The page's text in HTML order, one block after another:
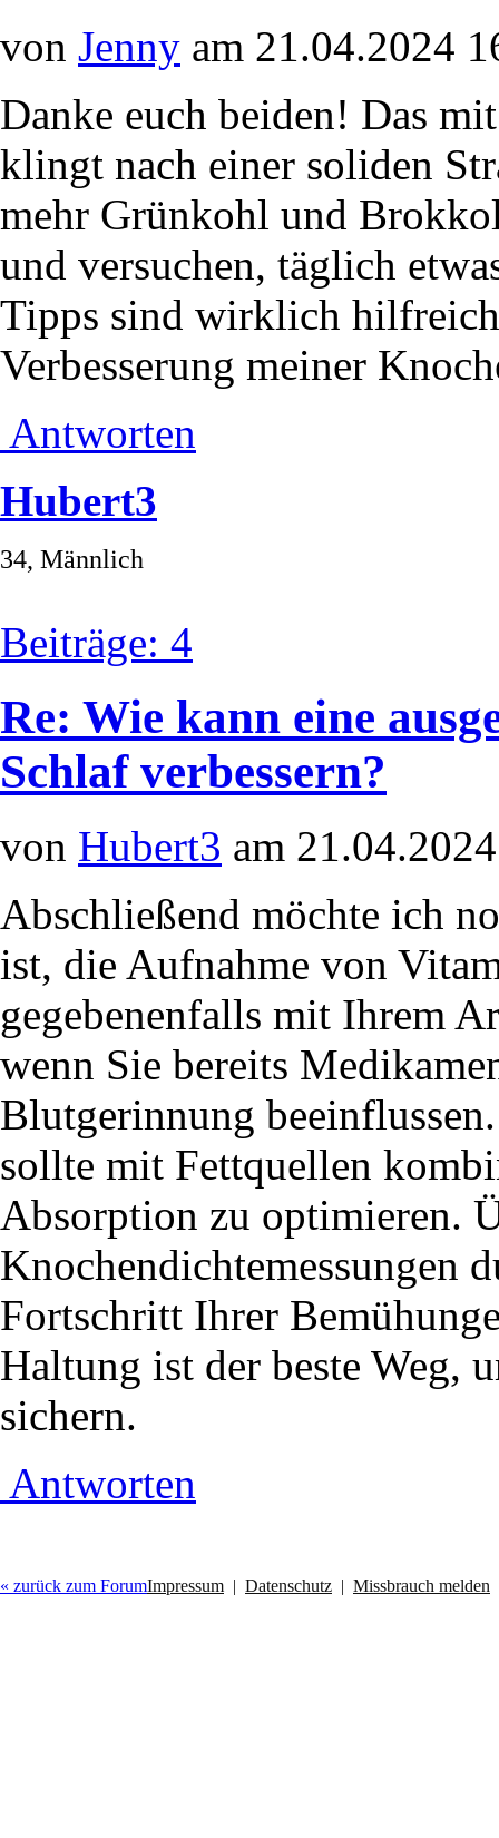
von Jenny am 21.04.2024
Danke euch beiden! Das
klingt nach einer soliden
mehr Grünkohl und
und versuchen, täglich
Tipps sind wirklich
Verbesserung meiner
Antworten
Hubert3
34, Männlich
Beiträge: 4
Re: Wie kann eine
Schlaf verbessern?
von Hubert3 am
Abschließend möchte ich
ist, die Aufnahme von
gegebenenfalls mit Ihrem
wenn Sie bereits
Blutgerinnung
sollte mit Fettquellen
Absorption zu optimieren.
Knochendichtemessungen
Fortschritt Ihrer
Haltung ist der beste Weg,
sichern.
Antworten
« zurück zum ForumImpressum | Datenschutz | Missbrauch melden